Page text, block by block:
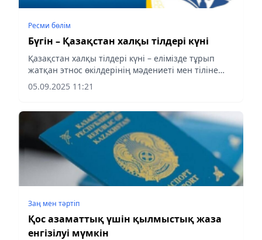
Ресми бөлім
Бүгін – Қазақстан халқы тілдері күні
Қазақстан халқы тілдері күні – елімізде тұрып
жатқан этнос өкілдерінің мәдениеті мен тіліне
деген құрметтің белгісі. Бұл мереке бейбітшілікті,
халқымыздың келісімі мен бірлігін сақтаудың
05.09.2025 11:21
Заң мен тəртіп
Қос азаматтық үшін қылмыстық жаза
енгізілуі мүмкін